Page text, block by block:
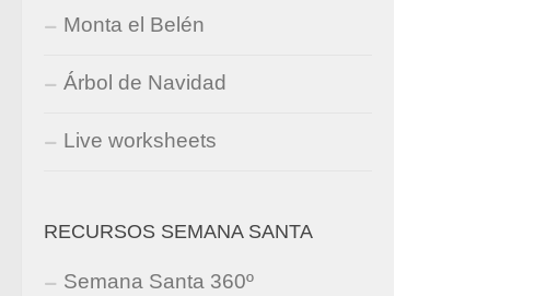
Monta el Belén
Árbol de Navidad
Live worksheets
RECURSOS SEMANA SANTA
Semana Santa 360º